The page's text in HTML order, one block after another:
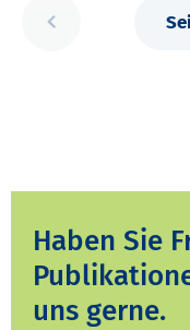
Haben Sie
uns gerne.